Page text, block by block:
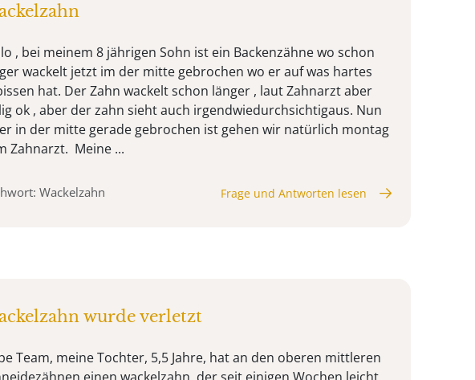
, bei meinem 8 jährigen Sohn ist ein Backenzähne wo schon
wackelt jetzt im der mitte gebrochen wo er auf was hartes
hat. Der Zahn wackelt schon länger , laut Zahnarzt aber
ok , aber der zahn sieht auch irgendwiedurchsichtigaus. Nun
in der mitte gerade gebrochen ist gehen wir natürlich montag
Zahnarzt. Meine ...
Wackelzahn Frage und Antworten lesen
wurde verletzt
Team, meine Tochter, 5,5 Jahre, hat an den oberen mittleren